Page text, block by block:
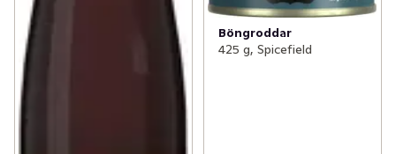
Böngroddar
425 g, Spicefield